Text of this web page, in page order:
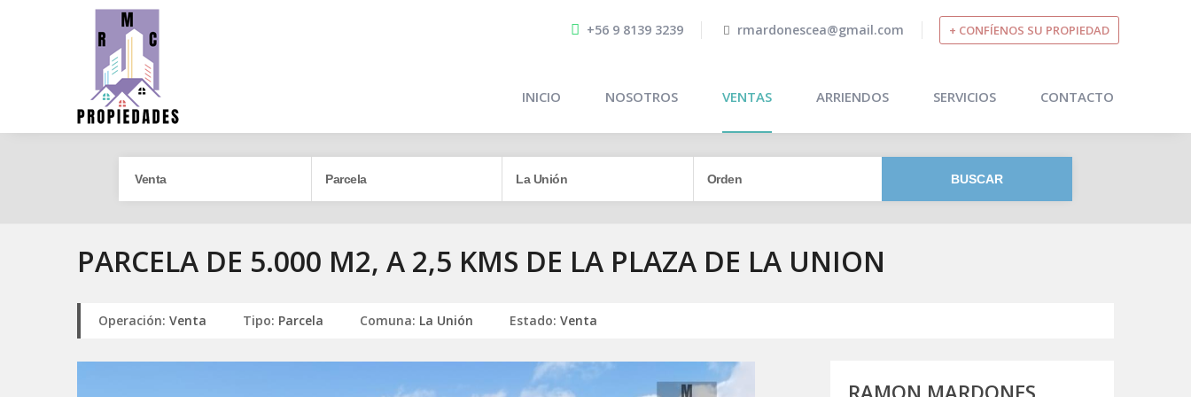
+56 9 8139 3239 rmardonescea@gmail.com + CONFÍENOS SU PROPIEDAD
INICIO NOSOTROS VENTAS ARRIENDOS SERVICIOS CONTACTO
PARCELA DE 5.000 M2, A 2,5 KMS DE LA PLAZA DE LA UNION
Operación: Venta Tipo: Parcela Comuna: La Unión Estado: Venta
RAMON MARDONES